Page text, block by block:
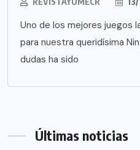
Uno de los mejores juegos
para nuestra queridísima
dudas ha sido
Últimas noticias